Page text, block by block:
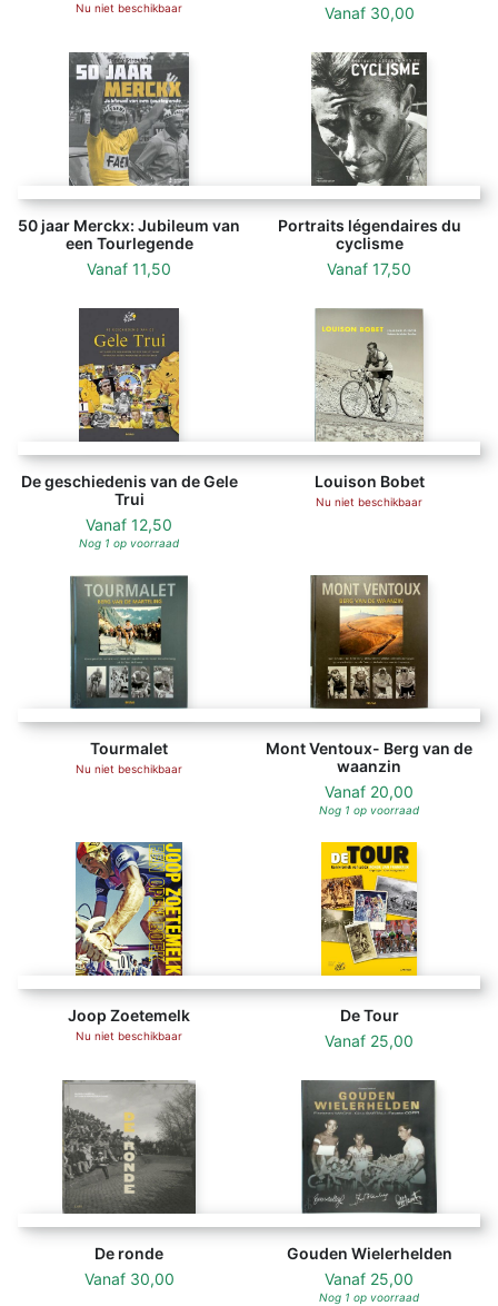
Nu niet beschikbaar
Vanaf 30,00
50 jaar Merckx: Jubileum van
een Tourlegende
Vanaf 11,50
Portraits légendaires du
cyclisme
Vanaf 17,50
De geschiedenis van de Gele
Trui
Vanaf 12,50
Nog 1 op voorraad
Louison Bobet
Nu niet beschikbaar
Tourmalet
Nu niet beschikbaar
Mont Ventoux- Berg van de
waanzin
Vanaf 20,00
Nog 1 op voorraad
Joop Zoetemelk
Nu niet beschikbaar
De Tour
Vanaf 25,00
De ronde
Vanaf 30,00
Gouden Wielerhelden
Vanaf 25,00
Nog 1 op voorraad